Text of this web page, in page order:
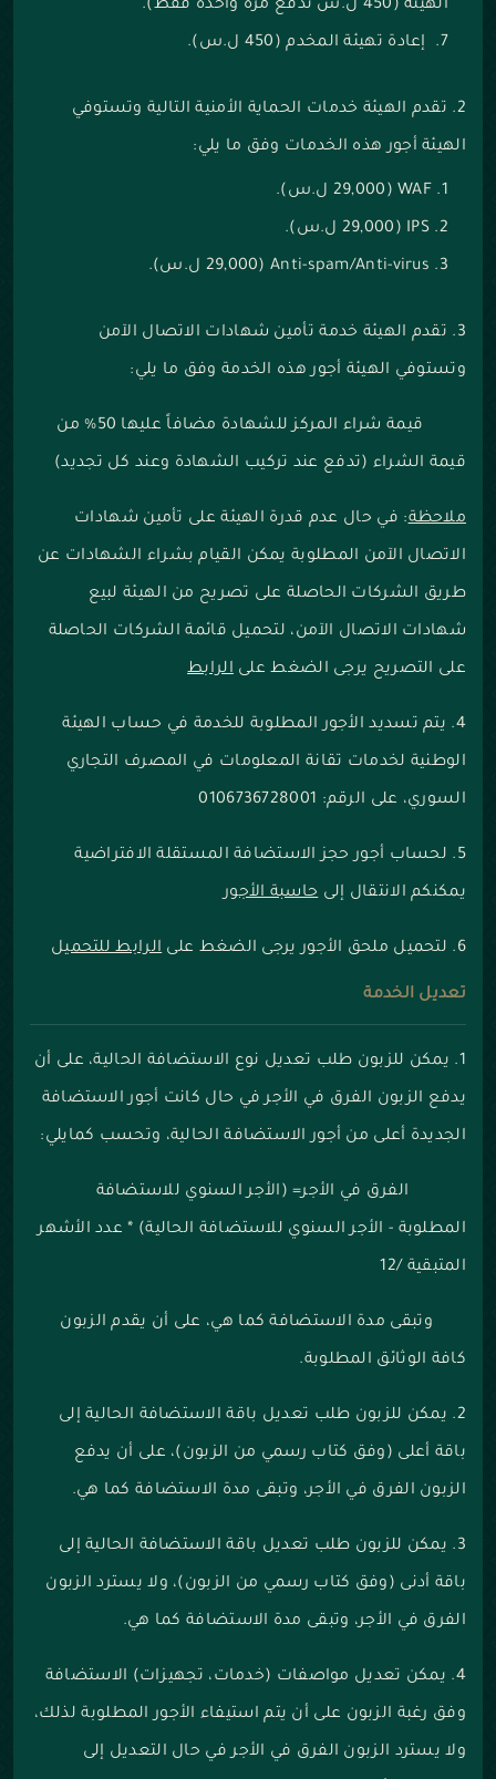
الهيئة (450 ل.س تدفع مرة واحدة فقط).
إعادة تهيئة المخدم (450 ل.س).
2. تقدم الهيئة خدمات الحماية الأمنية التالية وتستوفي
الهيئة أجور هذه الخدمات وفق ما يلي:
WAF (29,000 ل.س).
IPS (29,000 ل.س).
Anti-spam/Anti-virus (29,000 ل.س).
3. تقدم الهيئة خدمة تأمين شهادات الاتصال الآمن
وتستوفي الهيئة أجور هذه الخدمة وفق ما يلي:
قيمة شراء المركز للشهادة مضافاً عليها 50% من
قيمة الشراء (تدفع عند تركيب الشهادة وعند كل تجديد)
ملاحظة: في حال عدم قدرة الهيئة على تأمين شهادات
الاتصال الآمن المطلوبة يمكن القيام بشراء الشهادات عن
طريق الشركات الحاصلة على تصريح من الهيئة لبيع
شهادات الاتصال الآمن، لتحميل قائمة الشركات الحاصلة
على التصريح يرجى الضغط علىالرابط
4. يتم تسديد الأجور المطلوبة للخدمة في حساب الهيئة
الوطنية لخدمات تقانة المعلومات في المصرف التجاري
السوري، على الرقم: 0106736728001
5. لحساب أجور حجز الاستضافة المستقلة الافتراضية
يمكنكم الانتقال إلىحاسبة الأجور
6. لتحميل ملحق الأجور يرجى الضغط على الرابط للتحميل
تعديل الخدمة
1. يمكن للزبون طلب تعديل نوع الاستضافة الحالية، على أن
يدفع الزبون الفرق في الأجر في حال كانت أجور الاستضافة
الجديدة أعلى من أجور الاستضافة الحالية، وتحسب كمايلي:
الفرق في الأجر= (الأجر السنوي للاستضافة
المطلوبة - الأجر السنوي للاستضافة الحالية) * عدد الأشهر
المتبقية /12
وتبقى مدة الاستضافة كما هي، على أن يقدم الزبون
كافة الوثائق المطلوبة.
2. يمكن للزبون طلب تعديل باقة الاستضافة الحالية إلى
باقة أعلى (وفق كتاب رسمي من الزبون)، على أن يدفع
الزبون الفرق في الأجر، وتبقى مدة الاستضافة كما هي.
3. يمكن للزبون طلب تعديل باقة الاستضافة الحالية إلى
باقة أدنى (وفق كتاب رسمي من الزبون)، ولا يسترد الزبون
الفرق في الأجر، وتبقى مدة الاستضافة كما هي.
4. يمكن تعديل مواصفات (خدمات، تجهيزات) الاستضافة
وفق رغبة الزبون على أن يتم استيفاء الأجور المطلوبة لذلك،
ولا يسترد الزبون الفرق في الأجر في حال التعديل إلى